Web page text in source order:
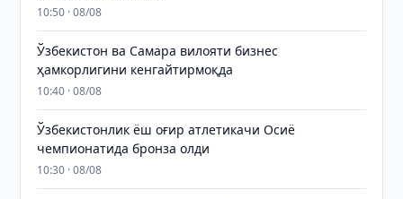
10:50 · 08/08
Ўзбекистон ва Самара вилояти бизнес
ҳамкорлигини кенгайтирмоқда
10:40 · 08/08
Ўзбекистонлик ёш оғир атлетикачи Осиё
чемпионатида бронза олди
10:30 · 08/08